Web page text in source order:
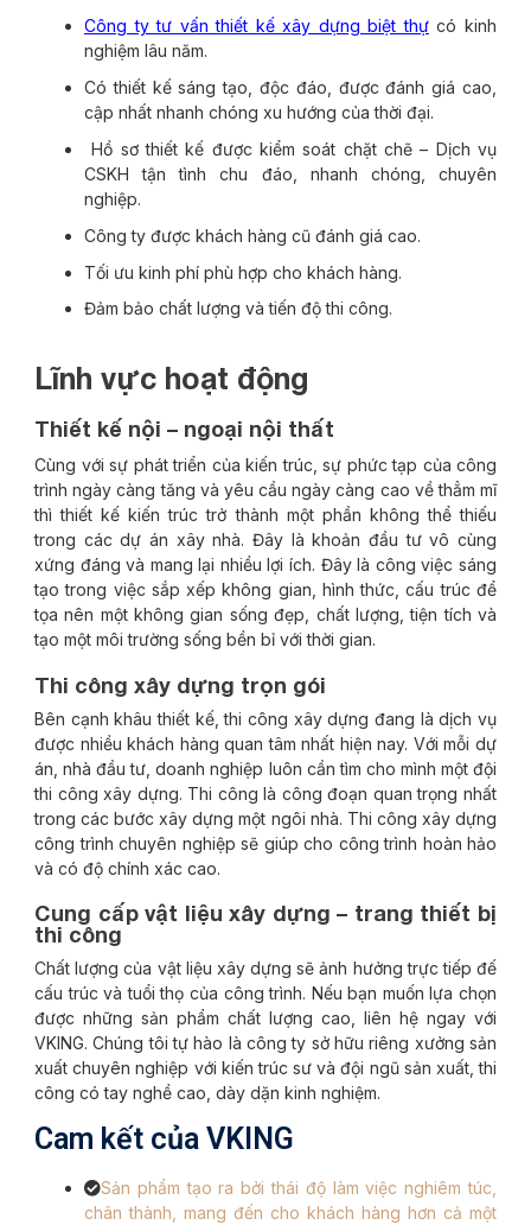
Công ty tư vấn thiết kế xây dựng biệt thựcó kinh
nghiệm lâu năm.
Có thiết kế sáng tạo, độc đáo, được đánh giá cao,
cập nhất nhanh chóng xu hướng của thời đại.
Hồ sơ thiết kế được kiểm soát chặt chẽ – Dịch vụ
CSKH tận tình chu đáo, nhanh chóng, chuyên
nghiệp.
Công ty được khách hàng cũ đánh giá cao.
Tối ưu kinh phí phù hợp cho khách hàng.
Đảm bảo chất lượng và tiến độ thi công.
Lĩnh vực hoạt động
Thiết kế nội – ngoại nội thất
Cùng với sự phát triển của kiến trúc, sự phức tạp của công
trình ngày càng tăng và yêu cầu ngày càng cao về thẳm mĩ
thì thiết kế kiến trúc trở thành một phần không thể thiếu
trong các dự án xây nhà. Đây là khoản đầu tư vô cùng
xứng đáng và mang lại nhiều lợi ích. Đây là công việc sáng
tạo trong việc sắp xếp không gian, hình thức, cấu trúc để
tọa nên một không gian sống đẹp, chất lượng, tiện tích và
tạo một môi trường sống bền bỉ với thời gian.
Thi công xây dựng trọn gói
Bên cạnh khâu thiết kế, thi công xây dựng đang là dịch vụ
được nhiều khách hàng quan tâm nhất hiện nay. Với mỗi dự
án, nhà đầu tư, doanh nghiệp luôn cần tìm cho mình một đội
thi công xây dựng. Thi công là công đoạn quan trọng nhất
trong các bước xây dựng một ngôi nhà. Thi công xây dựng
công trình chuyên nghiệp sẽ giúp cho công trình hoàn hảo
và có độ chính xác cao.
Cung cấp vật liệu xây dựng – trang thiết bị
thi công
Chất lượng của vật liệu xây dựng sẽ ảnh hưởng trực tiếp đế
cấu trúc và tuổi thọ của công trình. Nếu bạn muốn lựa chọn
được những sản phẩm chất lượng cao, liên hệ ngay với
VKING. Chúng tôi tự hào là công ty sở hữu riêng xưởng sản
xuất chuyên nghiệp với kiến trúc sư và đội ngũ sản xuất, thi
công có tay nghề cao, dày dặn kinh nghiệm.
Cam kết của VKING
Sản phẩm tạo ra bởi thái độ làm việc nghiêm túc,
chân thành, mang đến cho khách hàng hơn cả một